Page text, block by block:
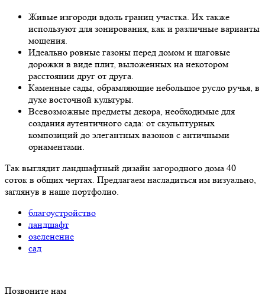
Живые изгороди вдоль границ участка. Их также
используют для зонирования, как и различные варианты
мощения.
Идеально ровные газоны перед домом и шаговые
дорожки в виде плит, выложенных на некотором
расстоянии друг от друга.
Каменные сады, обрамляющие небольшое русло ручья, в
духе восточной культуры.
Всевозможные предметы декора, необходимые для
создания аутентичного сада: от скульптурных
композиций до элегантных вазонов с античными
орнаментами.
Так выглядит ландшафтный дизайн загородного дома 40
соток в общих чертах. Предлагаем насладиться им визуально,
заглянув в наше портфолио.
благоустройство
ландшафт
озеленение
сад
Позвоните нам